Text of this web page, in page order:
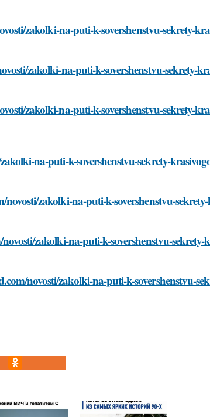
zakolki-na-puti-k-sovershenstvu-sekrety-
zakolki-na-puti-k-sovershenstvu-sekrety-
zakolki-na-puti-k-sovershenstvu-sekrety-
na-puti-k-sovershenstvu-sekrety-
zakolki-na-puti-k-sovershenstvu-
zakolki-na-puti-k-sovershenstvu-sekrety-
novosti/zakolki-na-puti-k-sovershenstvu-